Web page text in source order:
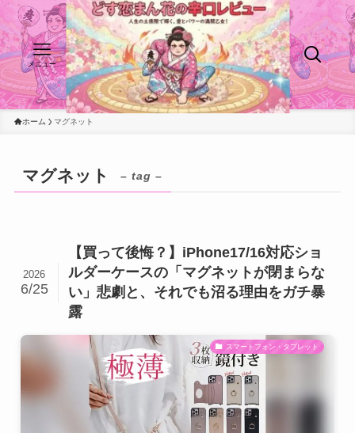
メニュー
ホーム マグネット
マグネット – tag –
【買って後悔？】iPhone17/16対応ショ
ルダーケースの「マグネットが閉まらな
い」悲劇と、それでも沼る理由をガチ暴
露
2026
6/25
スマートフォン・タブレット